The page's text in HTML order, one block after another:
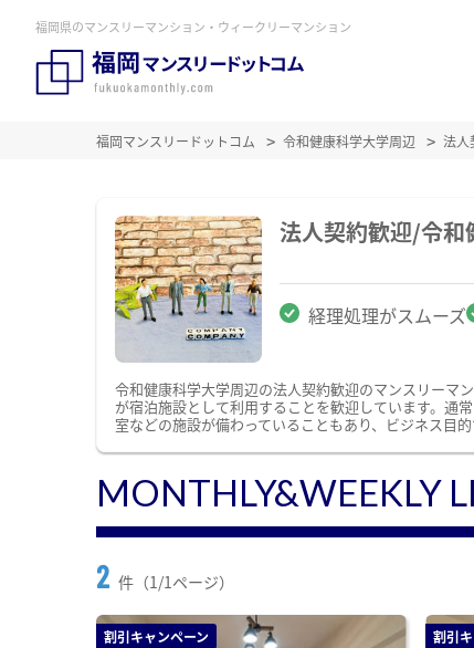
福岡県のマンスリーマンション・ウィークリーマンション
福岡マンスリードットコム 令和健康科学大学周辺 法人
法人契約歓迎/令和
経理処理がスムーズ
令和健康科学大学周辺の法人契約歓迎のマンスリーマ
が宿泊施設として利用することを歓迎しています。通
室などの施設が備わっていることもあり、ビジネス目的
MONTHLY&WEEKLY
2 件（1/1ページ）
割引キャンペーン 割引